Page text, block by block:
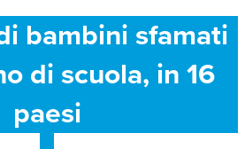
bambini sfamati
di scuola, in 16
paesi